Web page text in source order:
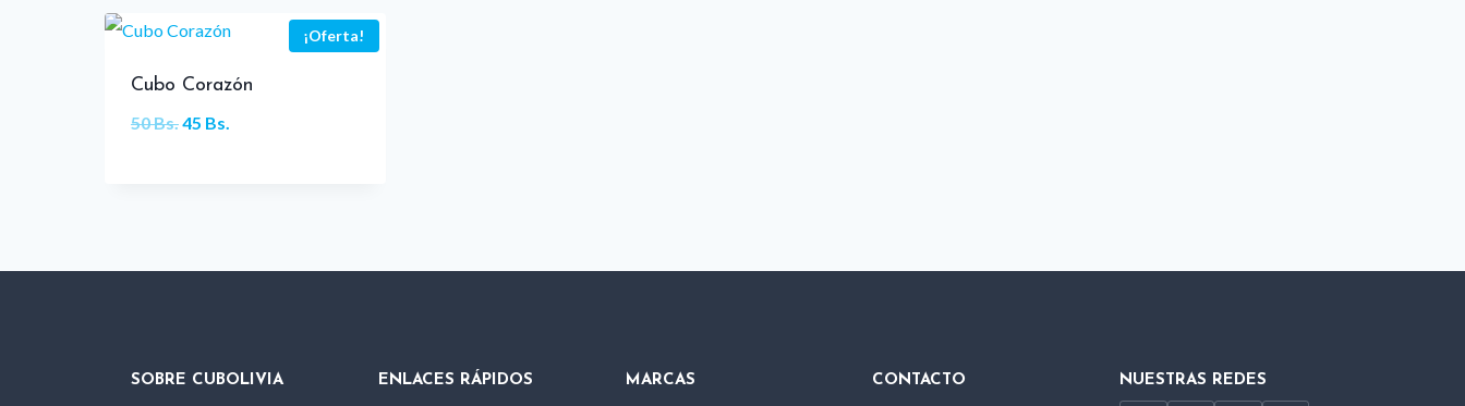
¡Oferta!
Cubo Corazón
50Bs.El
45 Bs.
SOBRE CUBOLIVIA ENLACES RÁPIDOS MARCAS CONTACTO NUESTRAS REDES